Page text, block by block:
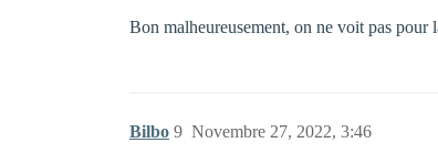
Bon malheureusement, on ne voit pas pour
Bilbo Novembre 27, 2022, 3:46
9